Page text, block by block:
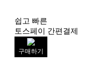
쉽고 빠른
토스페이 간편결제
구매하기